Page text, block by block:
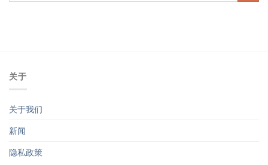
关于
关于我们
新闻
隐私政策